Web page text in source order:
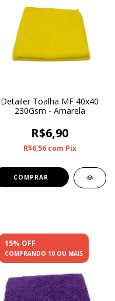
Detailer Toalha MF 40x40
230Gsm - Amarela
R$6,90
R$6,56 com Pix
15% OFF
COMPRANDO 10 OU MAIS